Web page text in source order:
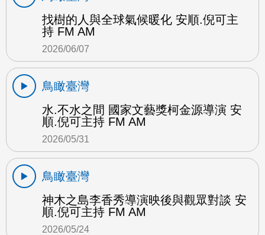
找樹的人與全球氣候暖化 安順.倪可主
持 FM AM
2026/06/07
鳥瞰臺灣
水.不水之間 國家文藝獎柯金源導演 安
順.倪可主持 FM AM
2026/05/31
鳥瞰臺灣
神木之島李香秀導演映後與觀眾對談 安
順.倪可主持 FM AM
2026/05/24